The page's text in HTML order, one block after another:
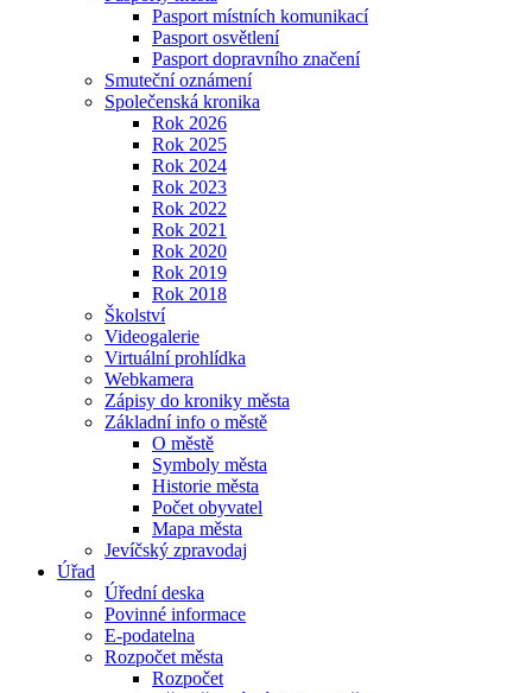
Pasport místních komunikací
Pasport osvětlení
Pasport dopravního značení
Smuteční oznámení
Společenská kronika
Rok 2026
Rok 2025
Rok 2024
Rok 2023
Rok 2022
Rok 2021
Rok 2020
Rok 2019
Rok 2018
Školství
Videogalerie
Virtuální prohlídka
Webkamera
Zápisy do kroniky města
Základní info o městě
O městě
Symboly města
Historie města
Počet obyvatel
Mapa města
Jevíčský zpravodaj
Úřad
Úřední deska
Povinné informace
E-podatelna
Rozpočet města
Rozpočet